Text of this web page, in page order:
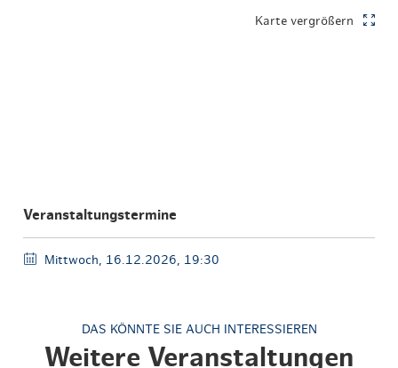
Karte vergrößern
Veranstaltungstermine
Mittwoch, 16.12.2026, 19:30
DAS KÖNNTE SIE AUCH INTERESSIEREN
Weitere Veranstaltungen